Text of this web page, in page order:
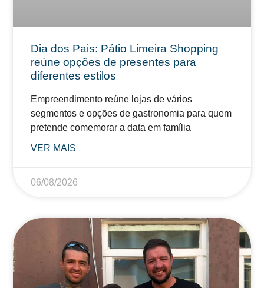
Dia dos Pais: Pátio Limeira Shopping
reúne opções de presentes para
diferentes estilos
Empreendimento reúne lojas de vários
segmentos e opções de gastronomia para quem
pretende comemorar a data em família
VER MAIS
06/08/2026